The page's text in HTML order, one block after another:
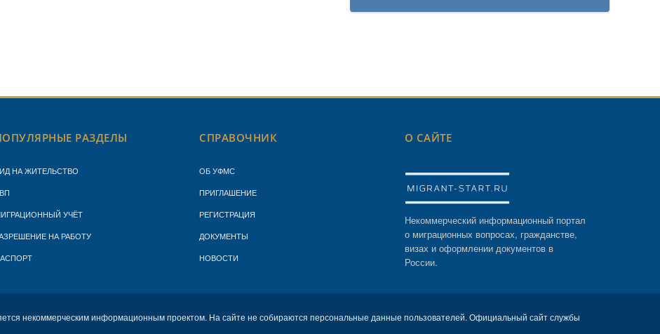
РАЗДЕЛЫ
НА ЖИТЕЛЬСТВО
УЧЁТ
НА РАБОТУ
СПРАВОЧНИК
ОБ УФМС
ПРИГЛАШЕНИЕ
РЕГИСТРАЦИЯ
ДОКУМЕНТЫ
НОВОСТИ
О САЙТЕ
Некоммерческий информационный портал
о миграционных вопросах, гражданстве,
визах и оформлении документов в
России.
некоммерческим информационным проектом. На сайте не собираются персональные данные пользователей. Официальный сайт службы